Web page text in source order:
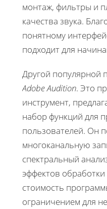
монтаж, фильтры и
качества звука.
понятному
подходит для
Другой популярной
Adobe Audition. Это
инструмент,
набор функций для
пользователей. Он
многоканальную
спектральный
эффектов обработки
стоимость
ограничением для